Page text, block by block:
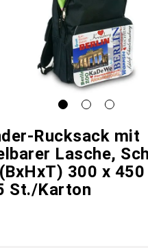
Rucksack mit
Lasche,
300 x 450
St./Karton